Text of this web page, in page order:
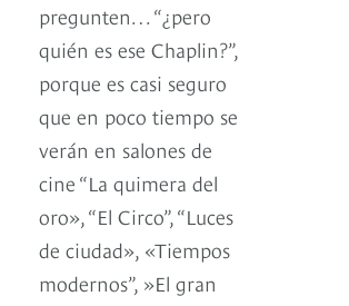
pregunten… “¿pero
quién es ese Chaplin?”,
porque es casi seguro
que en poco tiempo se
verán en salones de
cine “La quimera del
oro», “El Circo”, “Luces
de ciudad», «Tiempos
modernos”, »El gran